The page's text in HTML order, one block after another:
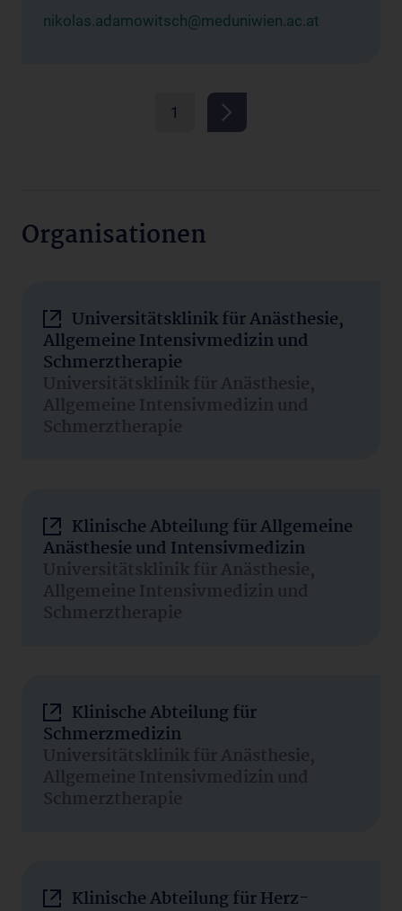
nikolas.adamowitsch@meduniwien.ac.at
1
Organisationen
Universitätsklinik für Anästhesie,
Allgemeine Intensivmedizin und
Schmerztherapie
Universitätsklinik für Anästhesie,
Allgemeine Intensivmedizin und
Schmerztherapie
Klinische Abteilung für Allgemeine
Anästhesie und Intensivmedizin
Universitätsklinik für Anästhesie,
Allgemeine Intensivmedizin und
Schmerztherapie
Klinische Abteilung für
Schmerzmedizin
Universitätsklinik für Anästhesie,
Allgemeine Intensivmedizin und
Schmerztherapie
Klinische Abteilung für Herz-